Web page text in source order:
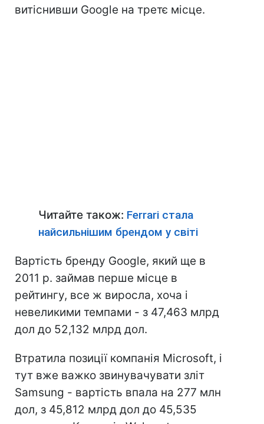
витіснивши Google на третє місце.
Читайте також: Ferrari стала
найсильнішим брендом у світі
Вартість бренду Google, який ще в
2011 р. займав перше місце в
рейтингу, все ж виросла, хоча і
невеликими темпами - з 47,463 млрд
дол до 52,132 млрд дол.
Втратила позиції компанія Microsoft, і
тут вже важко звинувачувати зліт
Samsung - вартість впала на 277 млн ​​
дол, з 45,812 млрд дол до 45,535